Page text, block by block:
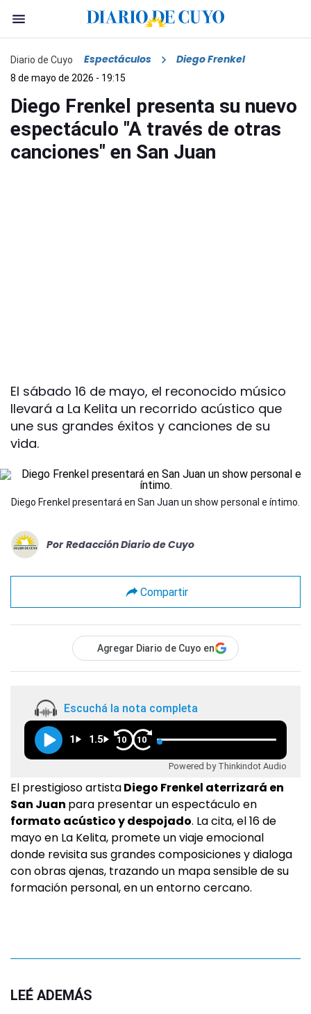
Diario de Cuyo Espectáculos Diego Frenkel
8 de mayo de 2026 - 19:15
Diego Frenkel presenta su nuevo
espectáculo "A través de otras
canciones" en San Juan
El sábado 16 de mayo, el reconocido músico
llevará a La Kelita un recorrido acústico que
une sus grandes éxitos y canciones de su
vida.
Diego Frenkel presentará en San Juan un show personal e íntimo.
Por Redacción Diario de Cuyo
Compartir
Agregar Diario de Cuyo en
Escuchá la nota completa
1 1.5 10 10
Powered by Thinkindot Audio
El prestigioso artistaDiego Frenkel aterrizará en
San Juan para presentar un espectáculo en
formato acústico y despojado. La cita, el 16 de
mayo en La Kelita, promete un viaje emocional
donde revisita sus grandes composiciones y dialoga
con obras ajenas, trazando un mapa sensible de su
formación personal, en un entorno cercano.
LEÉ ADEMÁS